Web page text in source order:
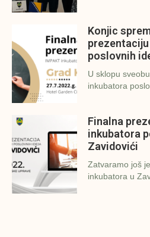
Konjic
poslovnih
U sklopu
inkubatora
Finalna
inkubatora
Zavidovići
Zatvaramo još
inkubatora u